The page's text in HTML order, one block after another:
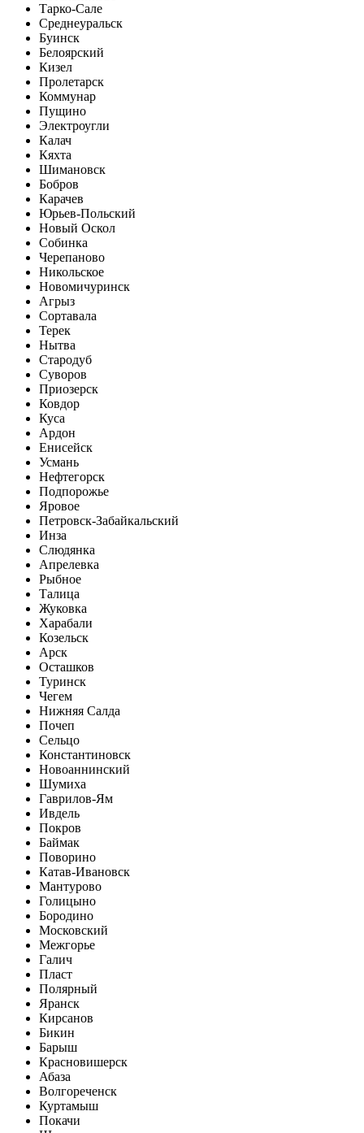
Тарко-Сале
Среднеуральск
Буинск
Белоярский
Кизел
Пролетарск
Коммунар
Пущино
Электроугли
Калач
Кяхта
Шимановск
Бобров
Карачев
Юрьев-Польский
Новый Оскол
Собинка
Черепаново
Никольское
Новомичуринск
Агрыз
Сортавала
Терек
Нытва
Стародуб
Суворов
Приозерск
Ковдор
Куса
Ардон
Енисейск
Усмань
Нефтегорск
Подпорожье
Яровое
Петровск-Забайкальский
Инза
Слюдянка
Апрелевка
Рыбное
Талица
Жуковка
Харабали
Козельск
Арск
Осташков
Туринск
Чегем
Нижняя Салда
Почеп
Сельцо
Константиновск
Новоаннинский
Шумиха
Гаврилов-Ям
Ивдель
Покров
Баймак
Поворино
Катав-Ивановск
Мантурово
Голицыно
Бородино
Московский
Межгорье
Галич
Пласт
Полярный
Яранск
Кирсанов
Бикин
Барыш
Красновишерск
Абаза
Волгореченск
Куртамыш
Покачи